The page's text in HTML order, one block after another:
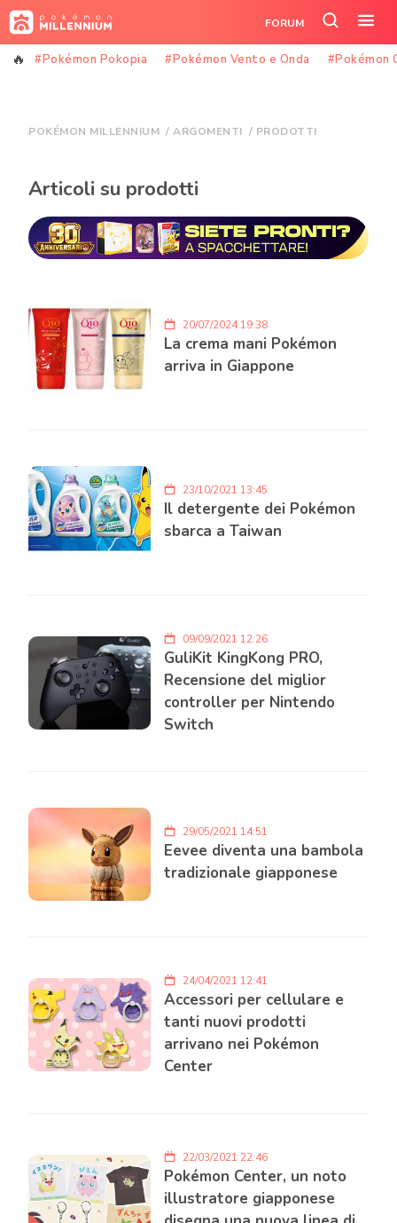
Vai
al
contenuto
FORUM
Cerca
nel il
#Pokémon Pokopia #Pokémon Vento e Onda #Pokémon
POKÉMON MILLENNIUM / ARGOMENTI / PRODOTTI
Articoli su prodotti
20/07/2024 19:38
La crema mani Pokémon
arriva in Giappone
23/10/2021 13:45
Il detergente dei Pokémon
sbarca a Taiwan
09/09/2021 12:26
GuliKit KingKong PRO,
Recensione del miglior
controller per Nintendo
Switch
29/05/2021 14:51
Eevee diventa una bambola
tradizionale giapponese
24/04/2021 12:41
Accessori per cellulare e
tanti nuovi prodotti
arrivano nei Pokémon
Center
22/03/2021 22:46
Pokémon Center, un noto
illustratore giapponese